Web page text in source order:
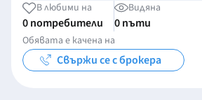
В любими на
0 потребители
Видяна
0 пъти
Обявата е качена на
Свържи се с брокера